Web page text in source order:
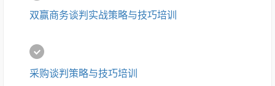
双赢商务谈判实战策略与技巧培训
采购谈判策略与技巧培训